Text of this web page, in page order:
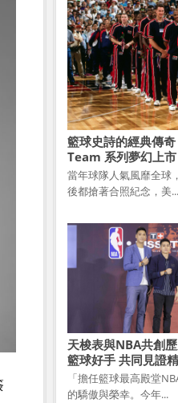
籃球史詩的經典傳
Team 系列夢幻上市
當年球隊人氣風靡全球
後都搶著合照紀念，美...
天梭表與NBA共創
籃球好手 共同見證
「擔任籃球最高殿堂
的驕傲與榮幸。今年...